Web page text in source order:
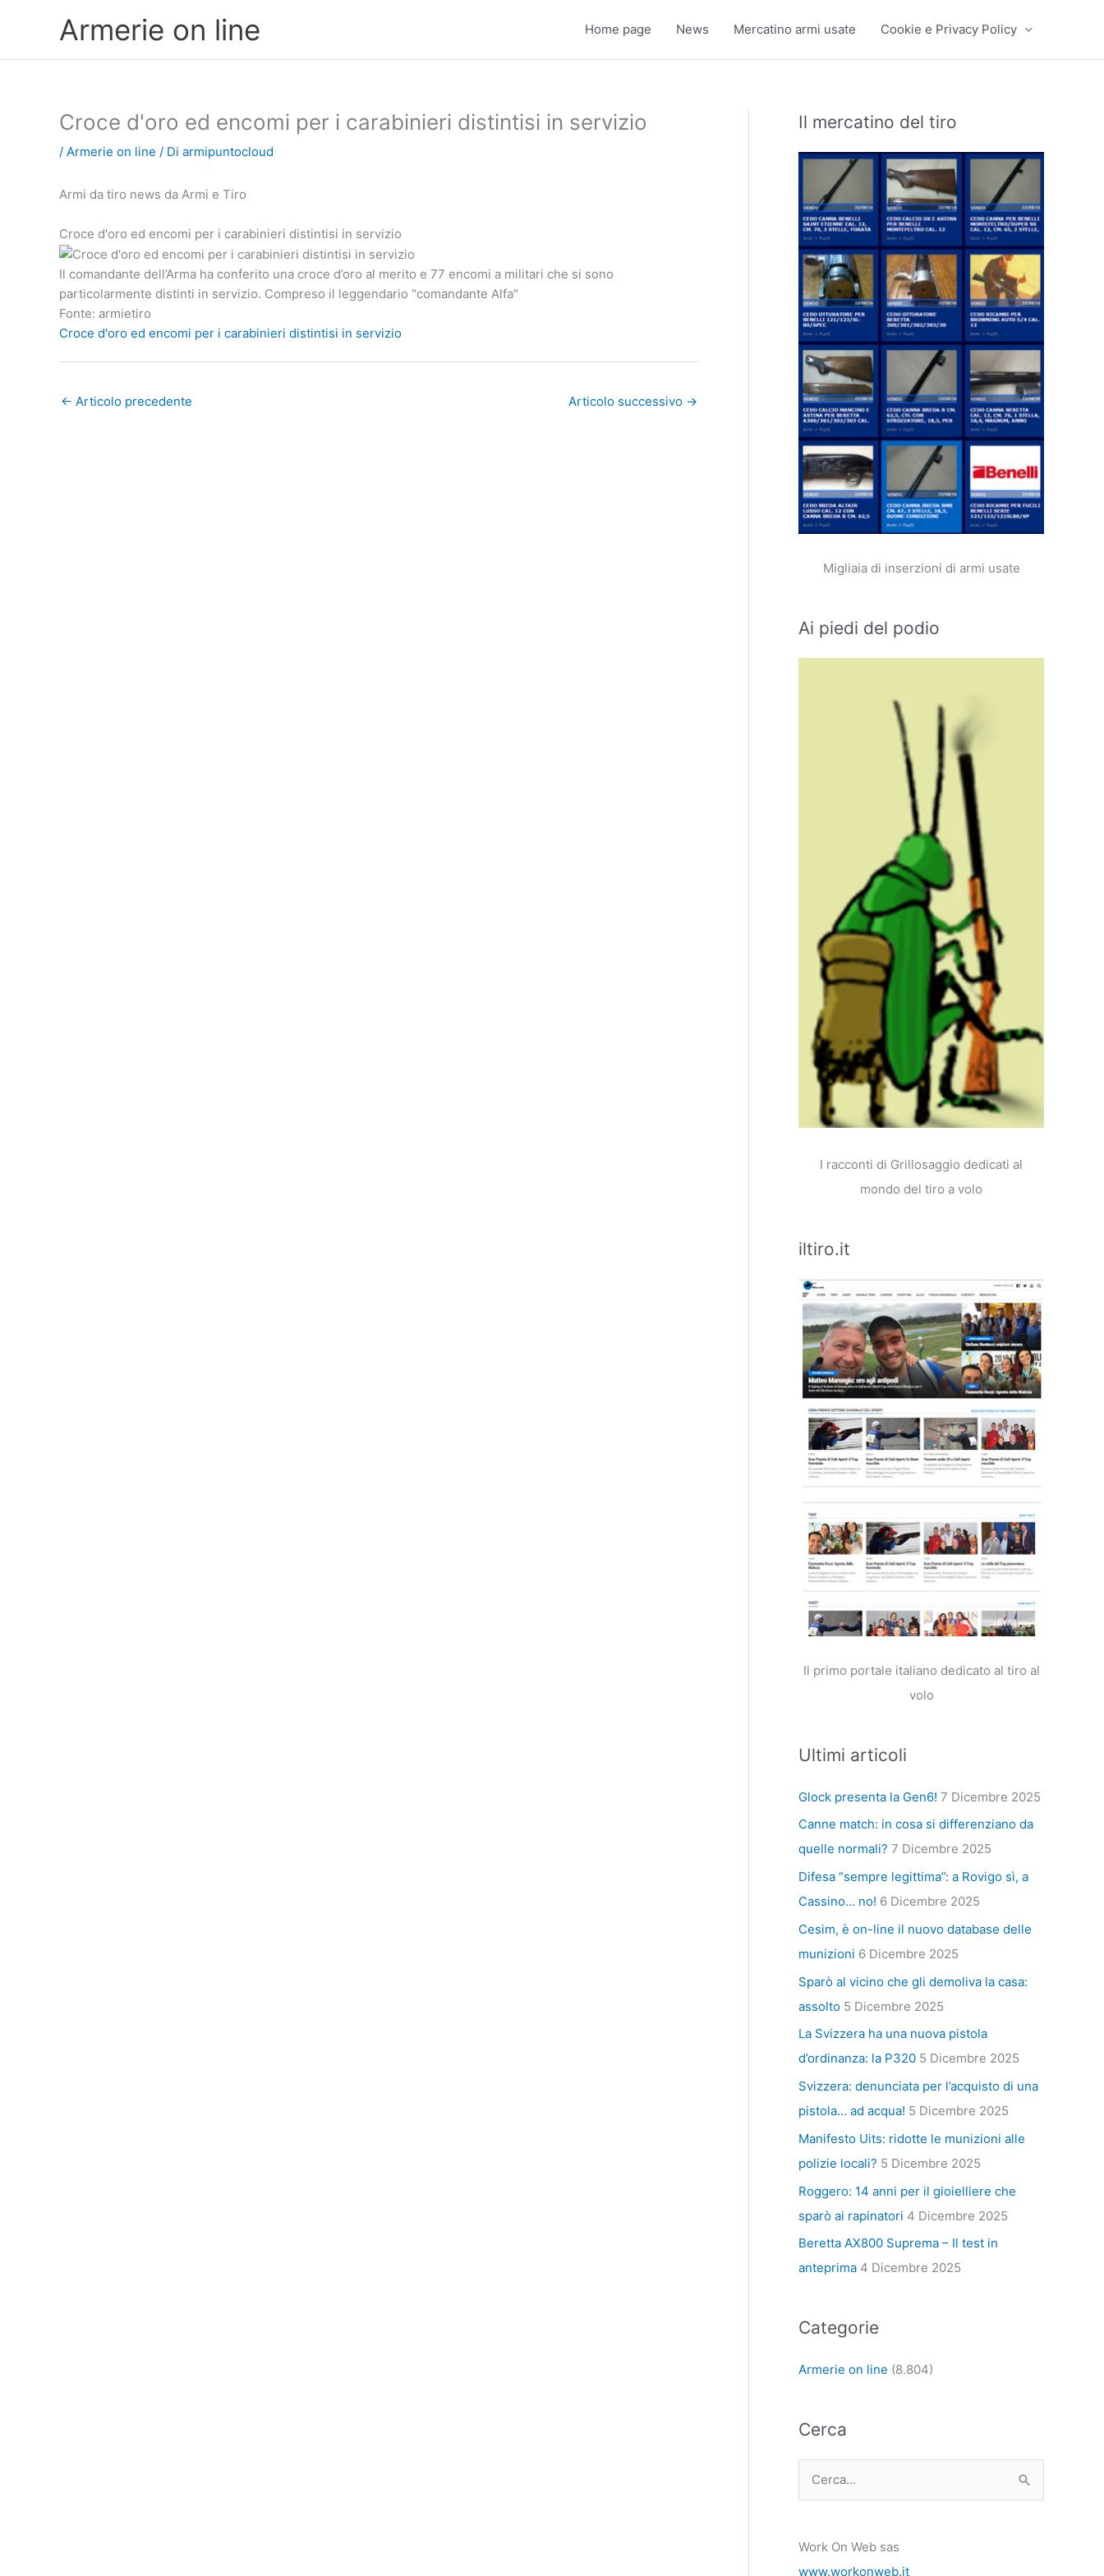
Armerie on line Home page News Mercatino armi usate Cookie e Privacy Policy
Croce d'oro ed encomi per i carabinieri distintisi in servizio
/ Armerie on line / Di armipuntocloud
Armi da tiro news da Armi e Tiro
Croce d'oro ed encomi per i carabinieri distintisi in servizio
Il comandante dell’Arma ha conferito una croce d’oro al merito e 77 encomi a militari che si sono
particolarmente distinti in servizio. Compreso il leggendario "comandante Alfa"
Fonte: armietiro
Croce d'oro ed encomi per i carabinieri distintisi in servizio
← Articolo precedente Articolo successivo →
Il mercatino del tiro
Migliaia di inserzioni di armi usate
Ai piedi del podio
I racconti di Grillosaggio dedicati al
mondo del tiro a volo
iltiro.it
Il primo portale italiano dedicato al tiro al
volo
Ultimi articoli
Glock presenta la Gen6! 7 Dicembre 2025
Canne match: in cosa si differenziano da
quelle normali? 7 Dicembre 2025
Difesa “sempre legittima”: a Rovigo sì, a
Cassino… no! 6 Dicembre 2025
Cesim, è on-line il nuovo database delle
munizioni 6 Dicembre 2025
Sparò al vicino che gli demoliva la casa:
assolto 5 Dicembre 2025
La Svizzera ha una nuova pistola
d’ordinanza: la P320 5 Dicembre 2025
Svizzera: denunciata per l’acquisto di una
pistola… ad acqua! 5 Dicembre 2025
Manifesto Uits: ridotte le munizioni alle
polizie locali? 5 Dicembre 2025
Roggero: 14 anni per il gioielliere che
sparò ai rapinatori 4 Dicembre 2025
Beretta AX800 Suprema – Il test in
anteprima 4 Dicembre 2025
Categorie
Armerie on line (8.804)
Cerca
Work On Web sas
www.workonweb.it